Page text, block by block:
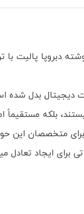
دبروپا پالیت
دیجیتال بدل
بلکه
این
ایجاد تعادل